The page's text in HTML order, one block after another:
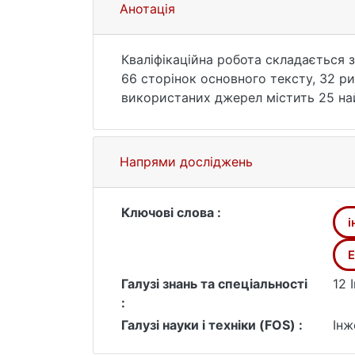
Анотація
Кваліфікаційна робота
66 сторінок основного тексту, 32
використаних джерел містить 25
Метою роботи є розробка та
SIEM-системи з використанням
зменшення навантаження на SOC
Об’єктом дослідження є системи
Предмет дослідження є методи та
мови програмування Python у
Методи дослідження
та оцінки ефективності модулів
Практична цінність полягає у
Python та стеку Elastic Stack.
Напрями досліджень
Ключові слова :
Галузі знань та спеціальності
:
12
Галузі науки і техніки (FOS) :